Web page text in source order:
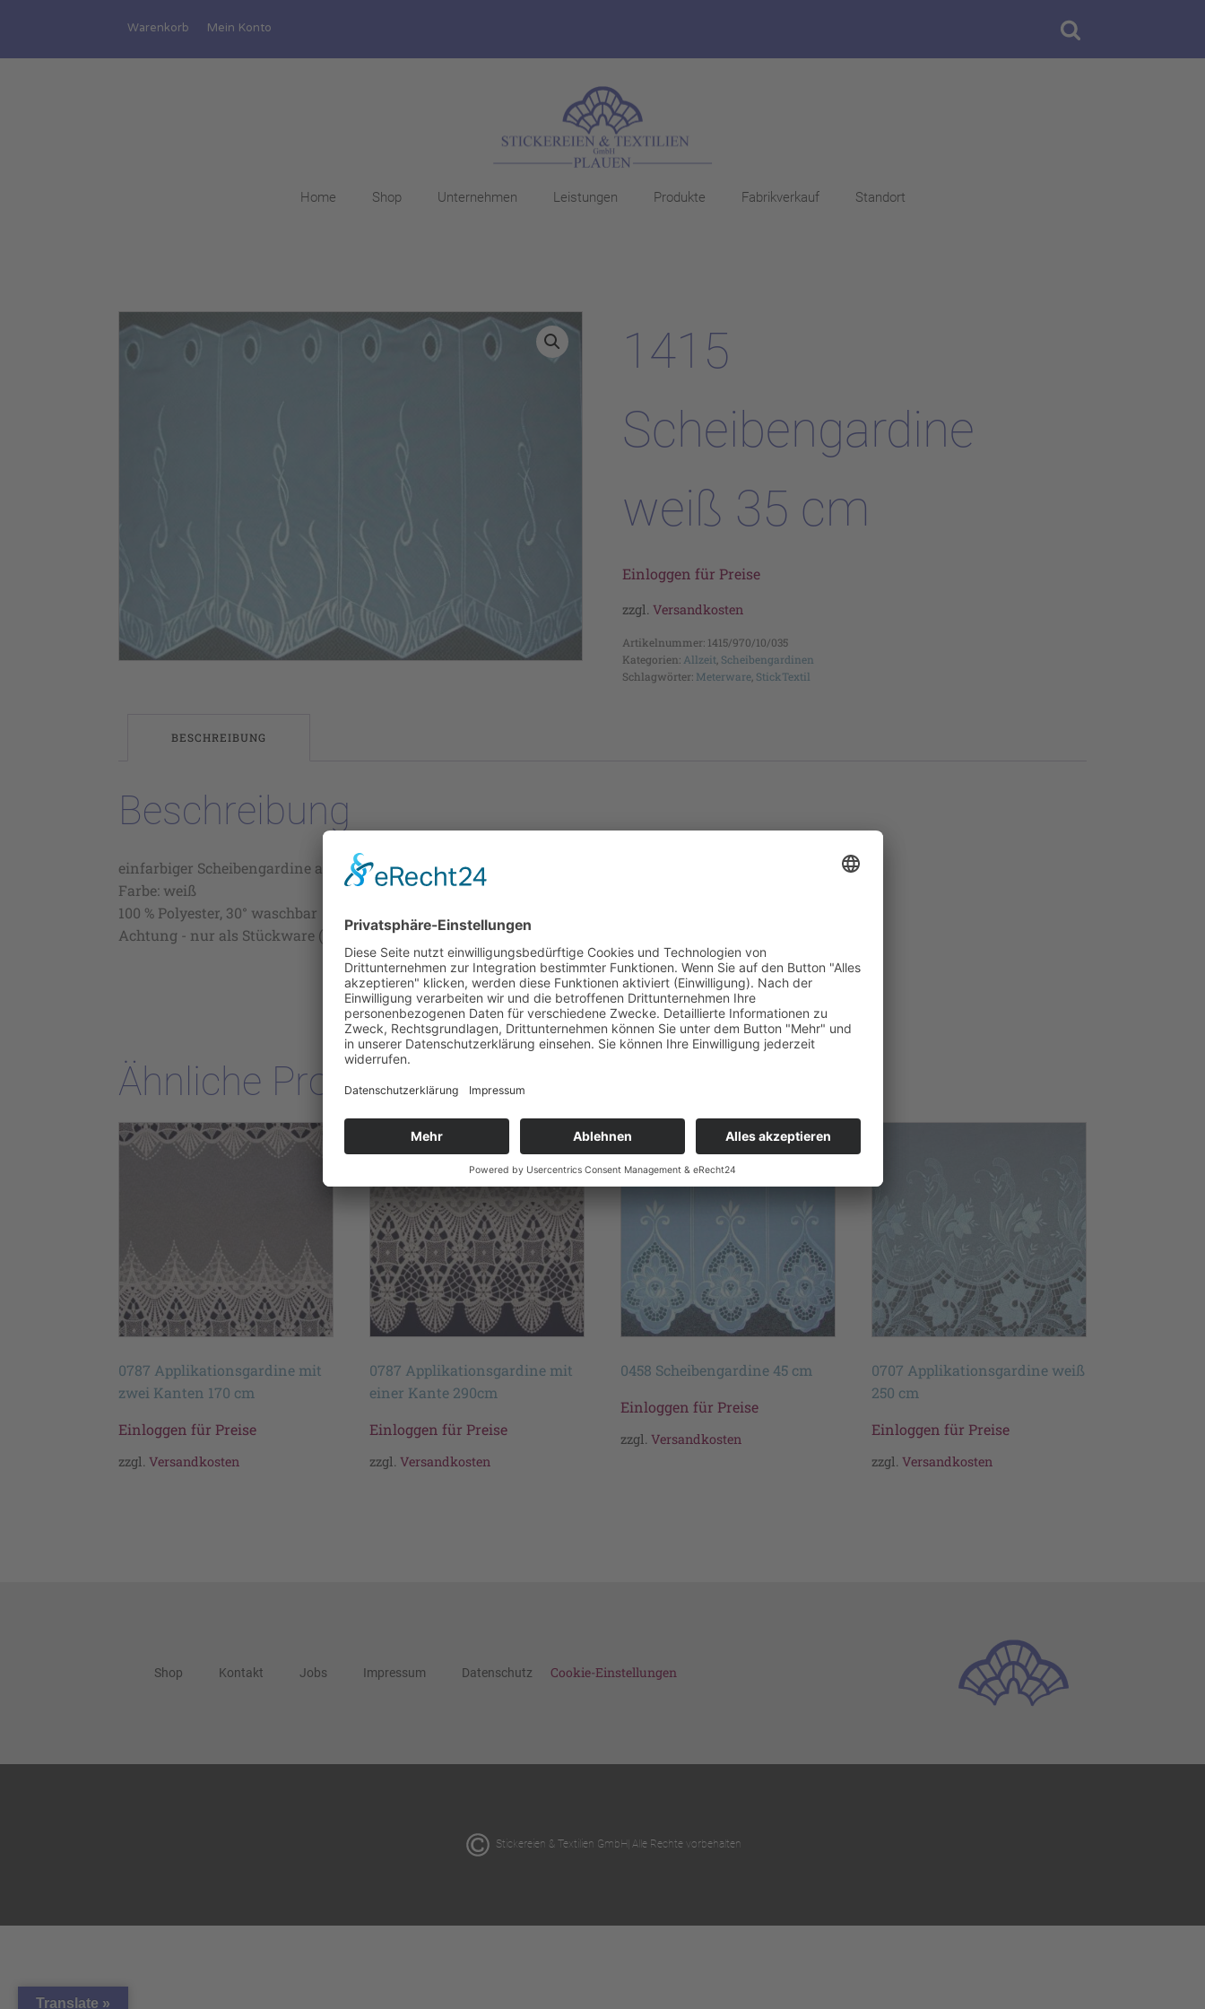
Warenkorb Mein Konto
Home Shop Unternehmen Leistungen Produkte Fabrikverkauf Standort
1415
Scheibengardine
weiß 35 cm
Einloggen für Preise
zzgl. Versandkosten
Artikelnummer: 1415/970/10/035
Kategorien: Allzeit, Scheibengardinen
Schlagwörter: Meterware, StickTextil
BESCHREIBUNG
Beschreibung
einfarbiger Scheibengardine auf Voile, verschiedene Größen,
Farbe: weiß
100 % Polyester, 30° waschbar
Achtung - nur als Stückware (ca 13 m ) lieferbar!
Ähnliche Produkte
0787 Applikationsgardine mit
zwei Kanten 170 cm
Einloggen für Preise
zzgl. Versandkosten
0787 Applikationsgardine mit
einer Kante 290cm
Einloggen für Preise
zzgl. Versandkosten
0458 Scheibengardine 45 cm
Einloggen für Preise
zzgl. Versandkosten
0707 Applikationsgardine weiß
250 cm
Einloggen für Preise
zzgl. Versandkosten
Shop Kontakt Jobs Impressum Datenschutz Cookie-Einstellungen
Stickereien & Textilien GmbH| Alle Rechte vorbehalten
Translate »